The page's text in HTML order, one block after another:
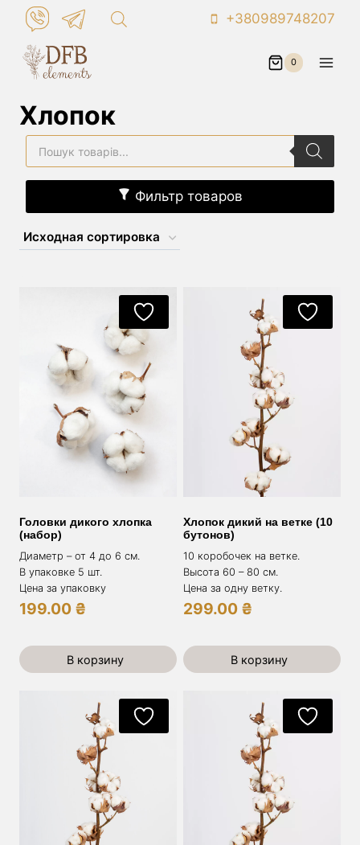
Перейти
контенту
+380989748207
0
Хлопок
Поиск
товаров
Фильтр товаров
Головки дикого хлопка
(набор)
Диаметр – от 4 до 6 см.
В упаковке 5 шт.
Цена за упаковку
199.00 ₴
В корзину
Хлопок дикий на ветке (10
бутонов)
10 коробочек на ветке.
Высота 60 – 80 см.
Цена за одну ветку.
299.00 ₴
В корзину